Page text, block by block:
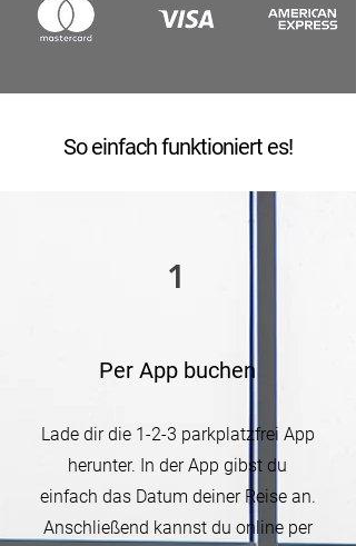
So einfach funktioniert es!
1
Per App buchen
Lade dir die 1-2-3 parkplatzfrei App
herunter. In der App gibst du
einfach das Datum deiner Reise an.
Anschließend kannst du online per